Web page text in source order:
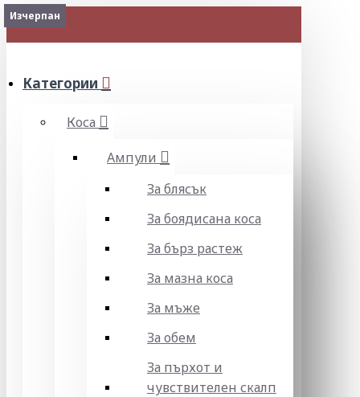
МЕНЮ
Категории
Коса
Ампули
За блясък
За боядисана коса
За бърз растеж
За мазна коса
За мъже
За обем
За пърхот и
чувствителен скалп
2-3 Days
Изчерпан
Изчерпан
Изчерпан